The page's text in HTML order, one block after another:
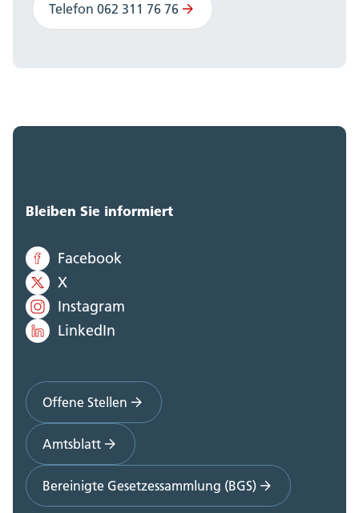
Telefon 062 311 76 76
Bleiben Sie informiert
Facebook
X
Instagram
LinkedIn
Offene Stellen
Amtsblatt
Bereinigte Gesetzessammlung (BGS)